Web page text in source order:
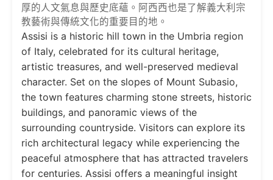
厚的人文氣息與歷史底蘊。阿西西也是了解義大利宗
教藝術與傳統文化的重要目的地。
Assisi is a historic hill town in the Umbria region
of Italy, celebrated for its cultural heritage,
artistic treasures, and well-preserved medieval
character. Set on the slopes of Mount Subasio,
the town features charming stone streets, historic
buildings, and panoramic views of the
surrounding countryside. Visitors can explore its
rich architectural legacy while experiencing the
peaceful atmosphere that has attracted travelers
for centuries. Assisi offers a meaningful insight